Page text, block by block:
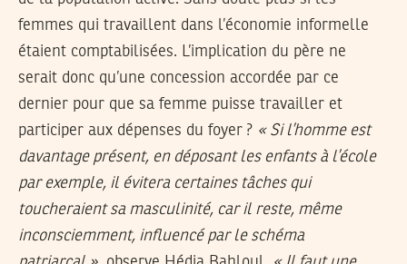
femmes qui travaillent dans l’économie informelle
étaient comptabilisées. L’implication du père ne
serait donc qu’une concession accordée par ce
dernier pour que sa femme puisse travailler et
participer aux dépenses du foyer ? « Si l’homme est
davantage présent, en déposant les enfants à l’école
par exemple, il évitera certaines tâches qui
toucheraient sa masculinité, car il reste, même
inconsciemment, influencé par le schéma